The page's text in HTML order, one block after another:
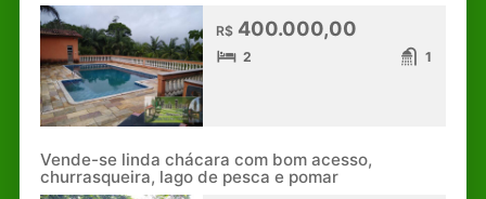
R$400.000,00
2 1
Vende-se linda chácara com bom acesso,
churrasqueira, lago de pesca e pomar